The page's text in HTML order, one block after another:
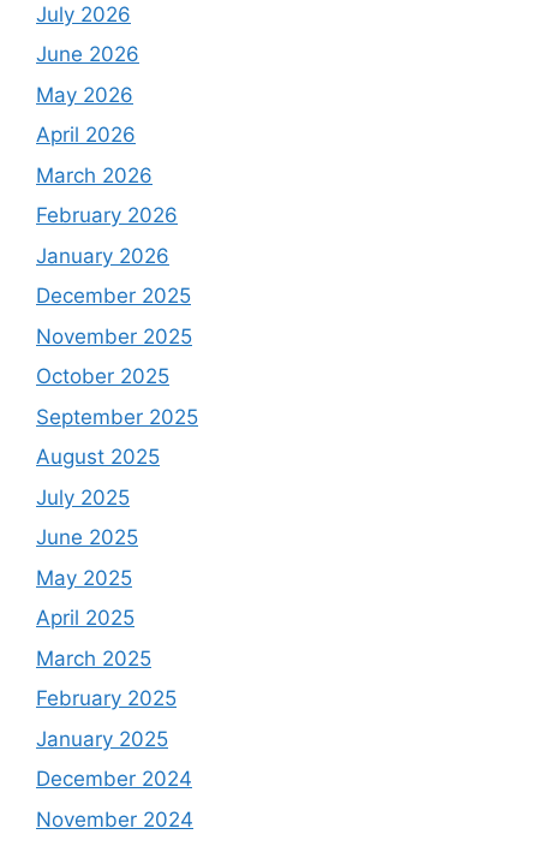
July 2026
June 2026
May 2026
April 2026
March 2026
February 2026
January 2026
December 2025
November 2025
October 2025
September 2025
August 2025
July 2025
June 2025
May 2025
April 2025
March 2025
February 2025
January 2025
December 2024
November 2024